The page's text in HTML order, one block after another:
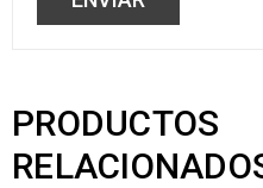
PRODUCTOS